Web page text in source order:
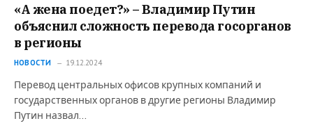
«А жена поедет?» – Владимир Путин
объяснил сложность перевода госорганов
в регионы
НОВОСТИ 19.12.2024
Перевод центральных офисов крупных компаний и
государственных органов в другие регионы Владимир
Путин назвал…